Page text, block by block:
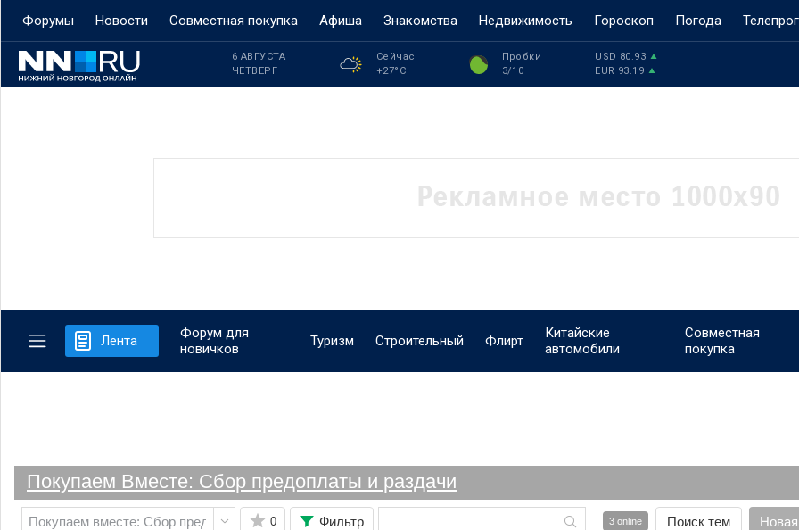
Форумы Новости Совместная покупка Афиша Знакомства Недвижимость Гороскоп Погода
6 АВГУСТА
ЧЕТВЕРГ
Сейчас
+27°C
Пробки
3/10
USD 80.93
EUR 93.19
Лента
Форум для
новичков
Туризм Строительный Флирт
Китайские
автомобили
Совместная
покупка
Покупаем Вместе: Сбор предоплаты и раздачи
Поиск тем
3 online
0 Фильтр